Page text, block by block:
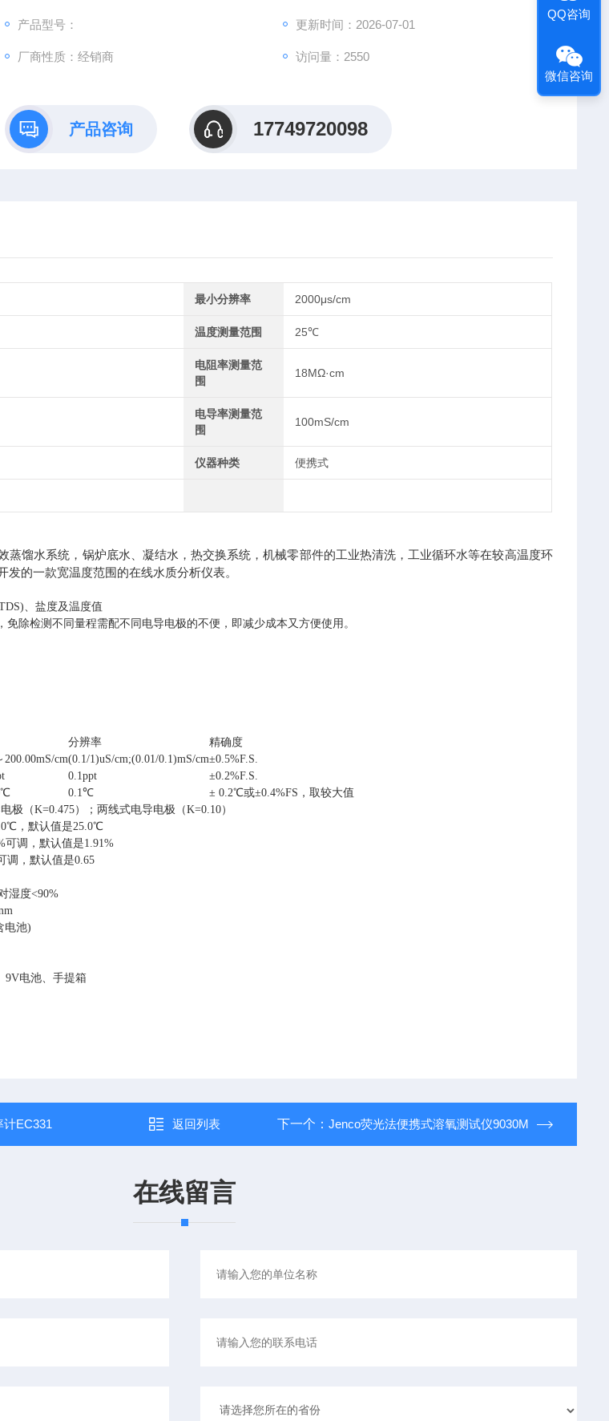
产品型号： 更新时间：2026-07-01
厂商性质：经销商 访问量：2550
产品咨询 17749720098
最小分辨率 2000μs/cm
温度测量范围 25℃
电阻率测量范
围
18MΩ·cm
电导率测量范
围
100mS/cm
仪器种类 便携式
蒸馏水系统，锅炉底水、凝结水，热交换系统，机械零部件的工业热清洗，工业循环水等在较高温度环
的一款宽温度范围的在线水质分析仪表。
、盐度及温度值
除检测不同量程需配不同电导电极的不便，即减少成本又方便使用。
分辨率
精确度
200.00mS/cm(0.1/1)uS/cm;(0.01/0.1)mS/cm±0.5%F.S.
0.1ppt
±0.2%F.S.
0.1℃
± 0.2℃或±0.4%FS，取较大值
极（K=0.475）；两线式电导电极（K=0.10）
，默认值是25.0℃
可调，默认值是1.91%
调，默认值是0.65
湿度<90%
电池)
9V电池、手提箱
计EC331 返回列表 下一个： Jenco荧光法便携式溶氧测试仪9030M
在线留言
QQ咨询
微信咨询